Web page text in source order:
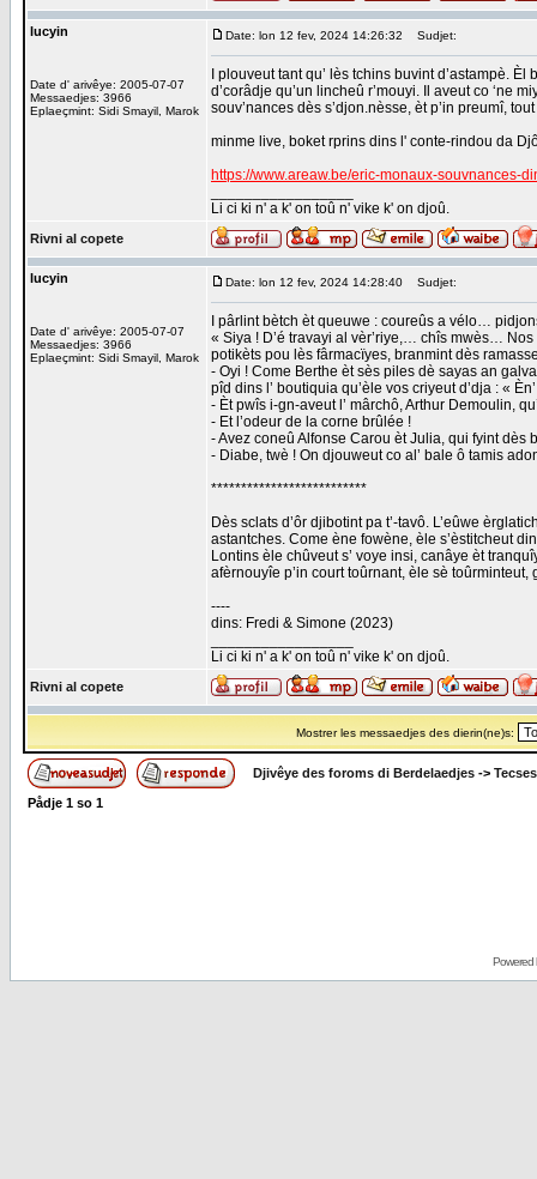
lucyin
Date d' arivêye: 2005-07-07
Messaedjes: 3966
Eplaeçmint: Sidi Smayil, Marok
Date: lon 12 fev, 2024 14:26:32 Sudjet:
I plouveut tant qu’ lès tchins buvint d’astampè.
d’corâdje qu’un lincheû r’mouyi. Il aveut co ‘ne
souv’nances dès s’djon.nèsse, èt p’in preumî,
minme live, boket rprins dins l' conte-rindou da
https://www.areaw.be/eric-monaux-
Li ci ki n' a k' on toû n' vike k' on djoû.
Rivni al copete
lucyin
Date d' arivêye: 2005-07-07
Messaedjes: 3966
Eplaeçmint: Sidi Smayil, Marok
Date: lon 12 fev, 2024 14:28:40 Sudjet:
I pârlint bètch èt queuwe : coureûs a vélo…
« Siya ! D’é travayi al vèr’riye,… chîs mwès…
potikèts pou lès fârmacïyes, branmint dès
- Oyi ! Come Berthe èt sès piles dè sayas an
pîd dins l’ boutiquia qu’èle vos criyeut d’dja : «
- Èt pwîs i-gn-aveut l’ mârchô, Arthur Demoulin,
- Et l’odeur de la corne brûlée !
- Avez coneû Alfonse Carou èt Julia, qui fyint dès
- Diabe, twè ! On djouweut co al’ bale ô tamis
**************************
Dès sclats d’ôr djibotint pa t’-tavô. L’eûwe
astantches. Come ène fowène, èle s’èstitcheut
Lontins èle chûveut s’ voye insi, canâye èt
afèrnouyîe p’in court toûrnant, èle sè
----
dins: Fredi & Simone (2023)
Li ci ki n' a k' on toû n' vike k' on djoû.
Rivni al copete
Mostrer les messaedjes des dierin(ne)s:
Djivêye des foroms di Berdelaedjes ->
Pådje 1 so 1
Powered